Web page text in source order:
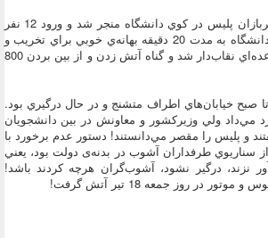
درگيري به گروگان‌گيري سربازان پليس در كوي دانشگاه منجر شد و ورود 12 نفر
از مأمورين پليس به كوي دانشگاه به مدت 20 دقيقه بهانه‌ي خوبي براي تخريب و
آتش زدن خوابگاه توسط عده‌اي نقاب‌دار شد و گناه آتش زدن و از بين بردن 800
صبح خيابان‌هاي اطراف متشنج و در حال درگيري بود.
مي‌داد ولي وزيركشور و معاونش در بين دانشجويان
و پليس را مقصر مي‌دانستند! دستور عدم برخورد با
سناريوي طرفداران آشوب در بدنه‌ی دولت بود، يعني
نزند، درگير نشود، آشوب‌گران هرچه كردند باشد!
در روز جمعه 18 تير آتش گرفت!